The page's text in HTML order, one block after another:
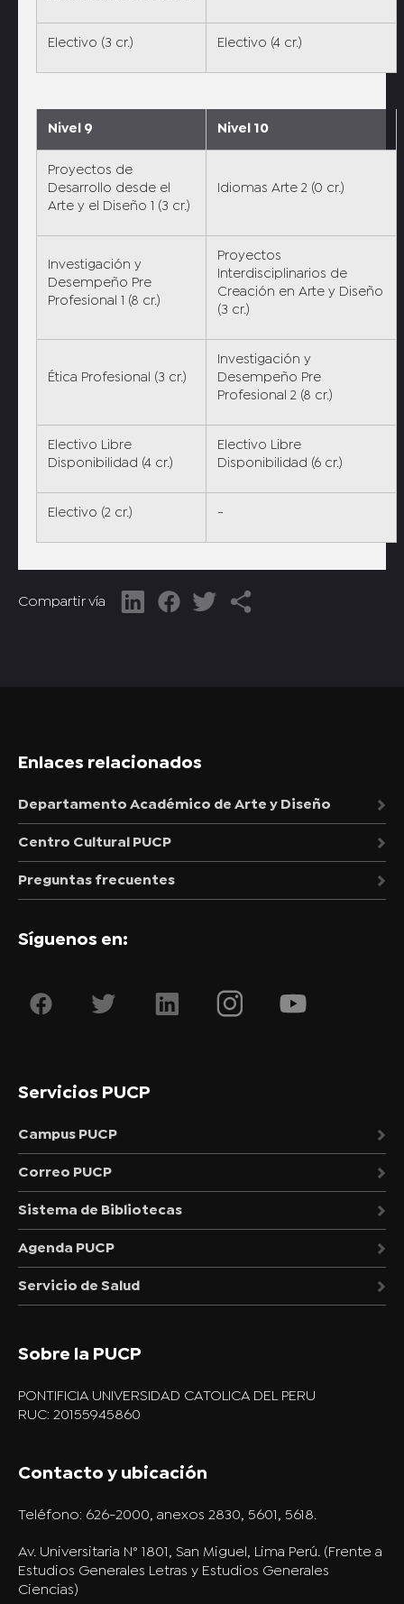
Electivo (3 cr.) Electivo (4 cr.)
Nivel 9 Nivel 10
Proyectos de
Desarrollo desde el
Arte y el Diseño 1 (3 cr.)
Idiomas Arte 2 (0 cr.)
Investigación y
Desempeño Pre
Profesional 1 (8 cr.)
Proyectos
Interdisciplinarios de
Creación en Arte y Diseño
(3 cr.)
Ética Profesional (3 cr.)
Investigación y
Desempeño Pre
Profesional 2 (8 cr.)
Electivo Libre
Disponibilidad (4 cr.)
Electivo Libre
Disponibilidad (6 cr.)
Electivo (2 cr.) -
Compartir vía
Enlaces relacionados
Departamento Académico de Arte y Diseño
Centro Cultural PUCP
Preguntas frecuentes
Síguenos en:
Servicios PUCP
Campus PUCP
Correo PUCP
Sistema de Bibliotecas
Agenda PUCP
Servicio de Salud
Sobre la PUCP
PONTIFICIA UNIVERSIDAD CATOLICA DEL PERU
RUC: 20155945860
Contacto y ubicación
Teléfono: 626-2000, anexos 2830, 5601, 5618.
Av. Universitaria N° 1801, San Miguel, Lima Perú. (Frente a
Estudios Generales Letras y Estudios Generales
Ciencias)